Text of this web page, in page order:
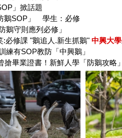
」掀話題
鵝SOP」 學生：必修
鵝守則應列必修」
:必修課 "鵝追人.新生抓鵝" 中興大學
練有SOP教防「中興鵝」
畢業證書！新鮮人學「防鵝攻略」